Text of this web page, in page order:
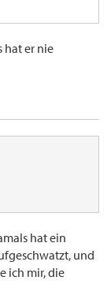
hat er nie
hat ein
und
ich mir, die